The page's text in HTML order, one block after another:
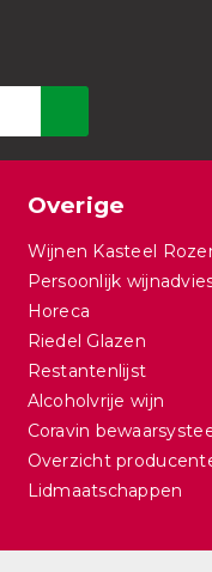
Overige
Wijnen Kasteel
Persoonlijk
Horeca
Riedel Glazen
Restantenlijst
Alcoholvrije wijn
Coravin
Overzicht
Lidmaatschappen